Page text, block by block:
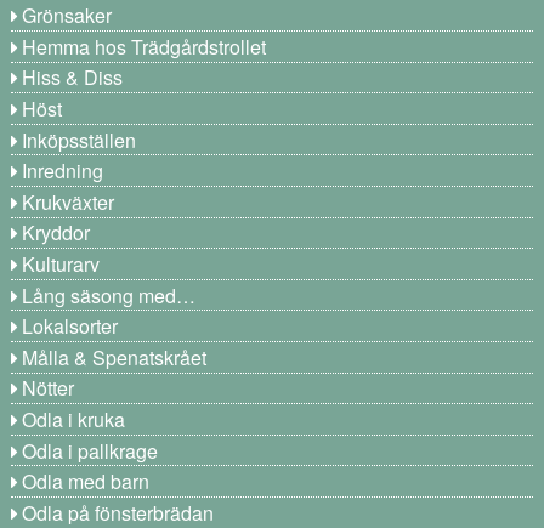
Grönsaker
Hemma hos Trädgårdstrollet
Hiss & Diss
Höst
Inköpsställen
Inredning
Krukväxter
Kryddor
Kulturarv
Lång säsong med…
Lokalsorter
Målla & Spenatskrået
Nötter
Odla i kruka
Odla i pallkrage
Odla med barn
Odla på fönsterbrädan